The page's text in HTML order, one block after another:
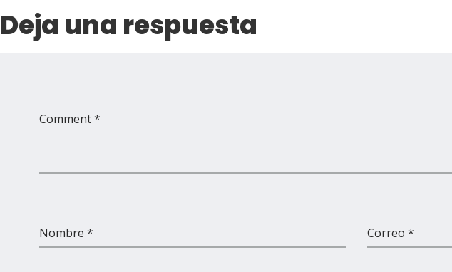
Deja una respuesta
Comment *
Nombre * Correo *